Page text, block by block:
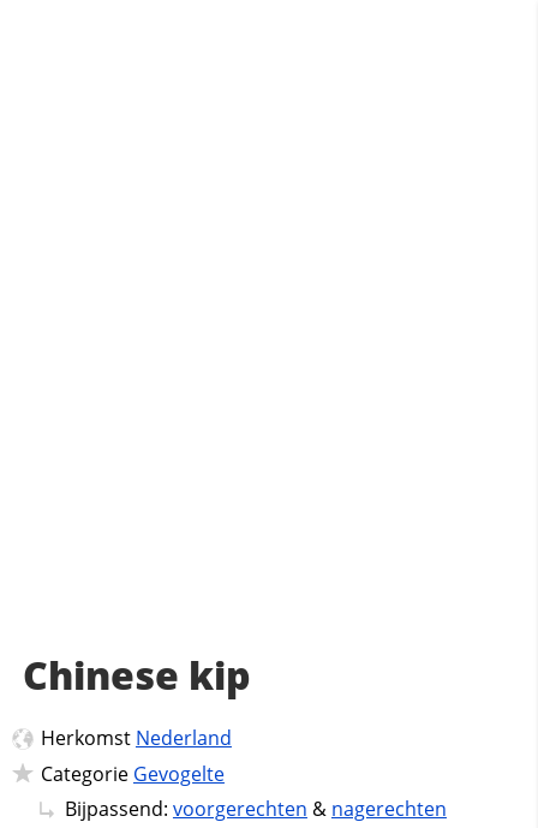
Chinese kip
Herkomst Nederland
Categorie Gevogelte
Bijpassend: voorgerechten & nagerechten